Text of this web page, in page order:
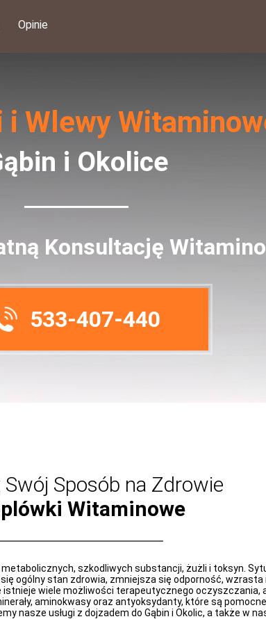
Opinie
i Wlewy
i Okolice
Konsultację
533-407-440
Swój Sposób na Zdrowie
Witaminowe
szkodliwych substancji, żużli i toksyn.
ogólny stan zdrowia, zmniejsza się odporność,
wiele możliwości terapeutycznego
aminokwasy oraz antyoksydanty, które są
nasze usługi z dojzadem do Gąbin i Okolic, a także w